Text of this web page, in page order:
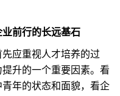
业前行的长远基石
应重视人才培养的过
升的一个重要因素。看
年的状态和面貌，看企